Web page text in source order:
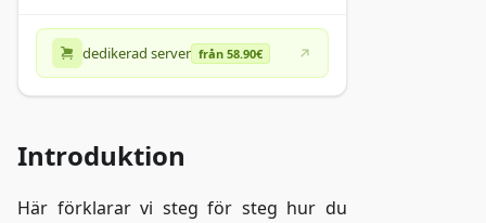
dedikerad server från 58.90€
Introduktion
Här förklarar vi steg för steg hur du